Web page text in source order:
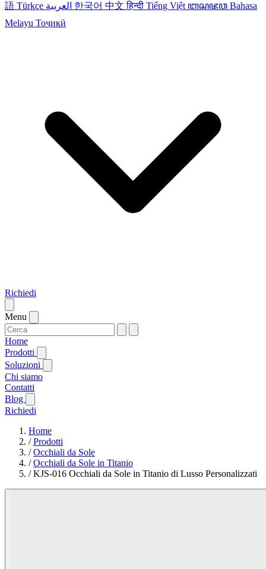
語 Türkçe 한국어 中文हिन्दी Tiếng Việt ꦧꦱꦗꦮ Bahasa
Melayu Тоҷикӣ
Richiedi
Menu
Home
Prodotti
Soluzioni
Chi siamo
Contatti
Blog
Richiedi
Home
/Prodotti
/Occhiali da Sole
/Occhiali da Sole in Titanio
/KJS-016 Occhiali da Sole in Titanio di Lusso Personalizzati